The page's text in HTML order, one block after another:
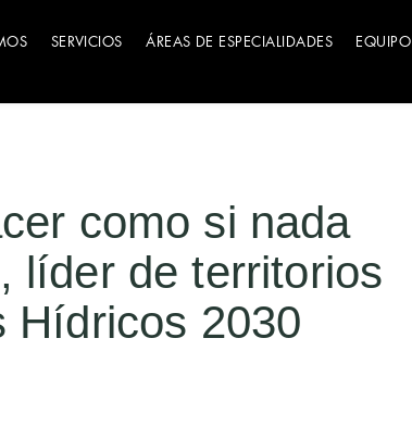
SERVICIOS ÁREAS DE ESPECIALIDADES EQUIPO
como si nada
líder de territorios
Hídricos 2030